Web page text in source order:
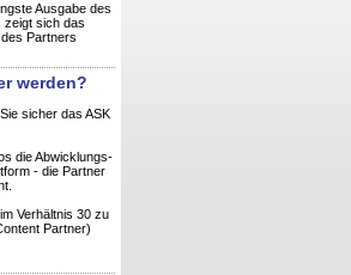
Ausgabe des
zeigt sich das
Partners
werden?
sicher das ASK
die Abwicklungs-
- die Partner
Verhältnis 30 zu
Partner)